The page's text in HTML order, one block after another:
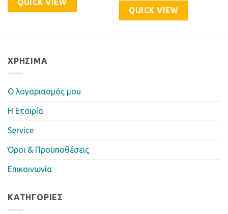
QUICK VIEW
QUICK VIEW
ΧΡΉΣΙΜΑ
Ο λογαριασμός μου
Η Eταιρία
Service
Όροι & Προϋποθέσεις
Επικοινωνία
ΚΑΤΗΓΟΡΊΕΣ